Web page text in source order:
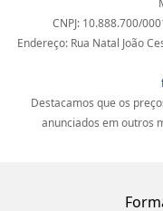
CNPJ: 10.888.700/
Endereço: Rua Natal João
Destacamos que os
anunciados em outros